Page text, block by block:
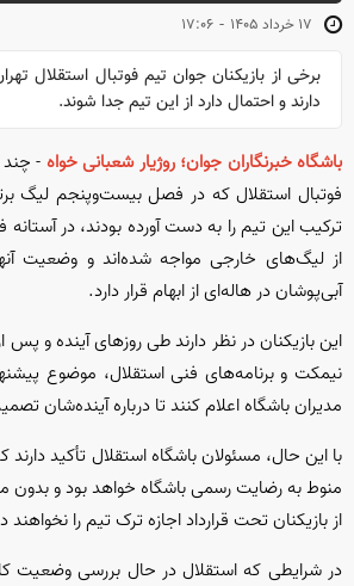
۱۷:۰۶ - ۱۷ خرداد ۱۴۰۵
برخی از بازیکنان جوان تیم فوتبال استقلال
دارند و احتمال دارد از این تیم جدا شوند.
باشگاه خبرنگاران جوان؛ روژیار شعبانی خواه - چند
فوتبال استقلال که در فصل بیست‌وپنجم لیگ
ترکیب این تیم را به دست آورده بودند، در
از لیگ‌های خارجی مواجه شده‌اند و وضعیت
آبی‌پوشان در هاله‌ای از ابهام قرار دارد.
این بازیکنان در نظر دارند طی روز‌های آینده
نیمکت و برنامه‌های فنی استقلال، موضوع
مدیران باشگاه اعلام کنند تا درباره آینده‌شان
با این حال، مسئولان باشگاه استقلال تأکید
منوط به رضایت رسمی باشگاه خواهد بود و
از بازیکنان تحت قرارداد اجازه ترک تیم را
در شرایطی که استقلال در حال بررسی وضعیت